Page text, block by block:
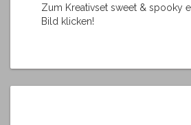
Zum Kreativset sweet & spooky
Bild klicken!